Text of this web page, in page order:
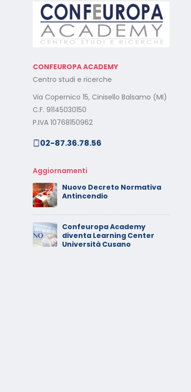
CONFEUROPA ACADEMY
Centro studi e ricerche
Via Copernico 15, Cinisello Balsamo (MI)
C.F. 91145030150
P.IVA 10768150962
02-87.36.78.56
Aggiornamenti
Nuovo Decreto Normativa
Antincendio
Confeuropa Academy
diventa Learning Center
Università Cusano
Calendario Corsi
Videoconferenza Novembre
– Dicembre 2025
Il rilascio degli attestati di
formazione: è un diritto dei
lavoratori
Calendario Corsi
Videoconferenza
Settembre – Ottobre 2025
Calendario Corsi